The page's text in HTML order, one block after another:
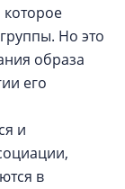
которое
Но это
образа
его
и
в